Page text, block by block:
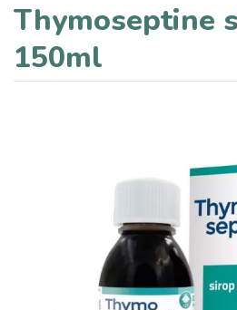
Thymoseptine
150ml